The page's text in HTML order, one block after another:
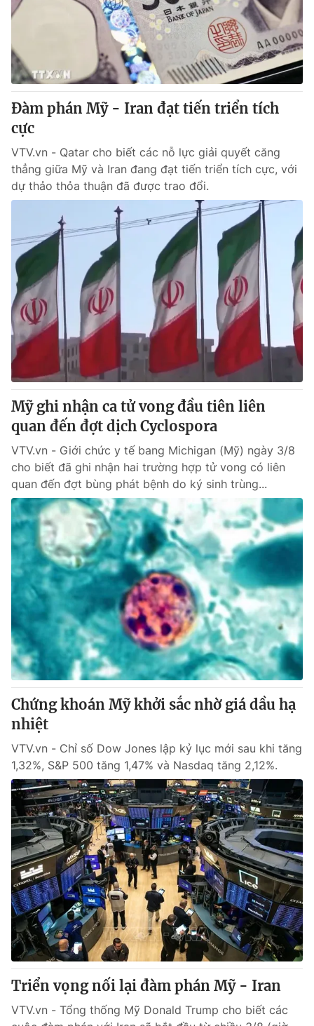
Theo dõi báo trên
Cơ quan chủ quản:Đài Truyền hình Việt Nam
Cơ quan báo chí:Thời báo VTV
Giấy phép hoạt động báo in và báo điện tử số 483/GP-BTTTT
cấp ngày 29/12/2023
Tổng Biên tập:
Phó Tổng Biên tập:Nguyễn Thị Mỹ Hạnh, Phạm Quốc Thắng,
Nguyễn Trọng Ninh
Tổng đài VTV:024.38 355 931 - 024.38 355 932
Ðiện thoại Thời báo VTV:024.66 897 897
toasoan@vtv.vn
Liên hệ quảng cáo:
024-7300.7108
® Cấm sao chép dưới mọi hình thức nếu không có sự chấp
thuận bằng văn bản. Ghi rõ nguồn VTV.vn khi phát hành lại
thông tin từ website này.
Đàm phán Mỹ - Iran đạt tiến triển tích
cực
VTV.vn - Qatar cho biết các nỗ lực giải quyết căng
thẳng giữa Mỹ và Iran đang đạt tiến triển tích cực, với
dự thảo thỏa thuận đã được trao đổi.
Mỹ ghi nhận ca tử vong đầu tiên liên
quan đến đợt dịch Cyclospora
VTV.vn - Giới chức y tế bang Michigan (Mỹ) ngày 3/8
cho biết đã ghi nhận hai trường hợp tử vong có liên
quan đến đợt bùng phát bệnh do ký sinh trùng...
Chứng khoán Mỹ khởi sắc nhờ giá dầu hạ
nhiệt
VTV.vn - Chỉ số Dow Jones lập kỷ lục mới sau khi tăng
1,32%, S&P 500 tăng 1,47% và Nasdaq tăng 2,12%.
Triển vọng nối lại đàm phán Mỹ - Iran
VTV.vn - Tổng thống Mỹ Donald Trump cho biết các